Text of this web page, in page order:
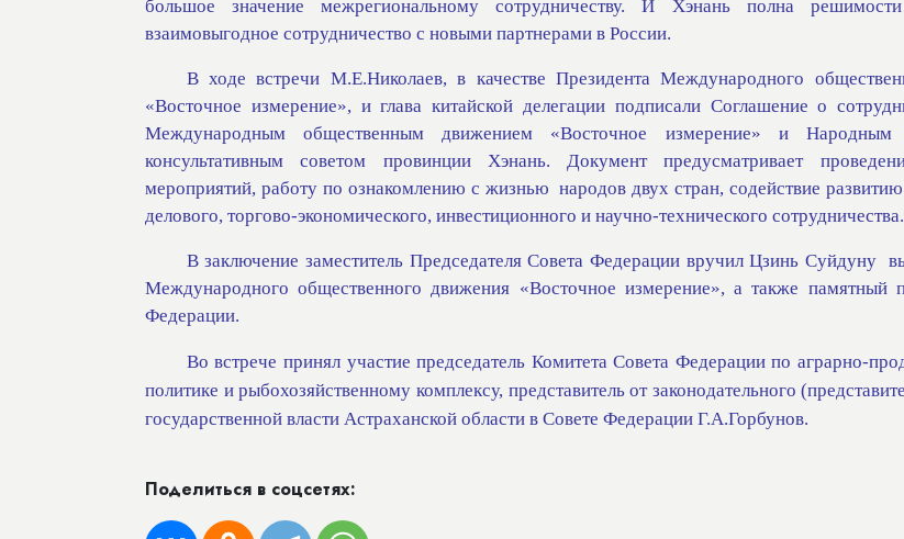
большое значение межрегиональному сотрудничеству. И Хэнань полна решимости
взаимовыгодное сотрудничество с новыми партнерами в России.
В ходе встречи М.Е.Николаев, в качестве Президента Международного
«Восточное измерение», и глава китайской делегации подписали Соглашение о
Международным общественным движением «Восточное измерение» и Народным
консультативным советом провинции Хэнань. Документ предусматривает
мероприятий, работу по ознакомлению с жизнью народов двух стран, содействие
делового, торгово-экономического, инвестиционного и научно-технического сотрудничества.
В заключение заместитель Председателя Совета Федерации вручил Цзинь Суйдуну
Международного общественного движения «Восточное измерение», а также памятный
Федерации.
Во встрече принял участие председатель Комитета Совета Федерации по аграрно-
политике и рыбохозяйственному комплексу, представитель от законодательного
государственной власти Астраханской области в Совете Федерации Г.А.Горбунов.
Поделиться в соцсетях: